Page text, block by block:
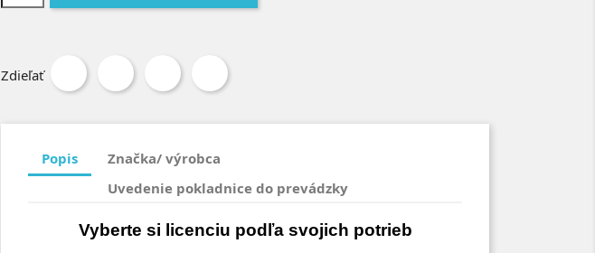
Zdieľať
Popis
Značka/ výrobca
Uvedenie pokladnice do prevádzky
Vyberte si licenciu podľa svojich potrieb